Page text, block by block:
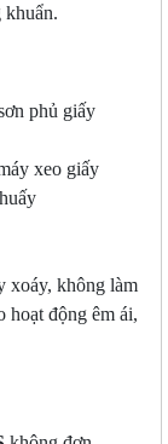
khuẩn.
phủ giấy
xeo giấy
xoáy, không làm
hoạt động êm ái,